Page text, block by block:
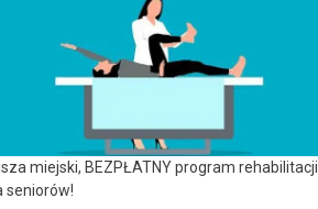
miejski, BEZPŁATNY program rehabilitacji
seniorów!